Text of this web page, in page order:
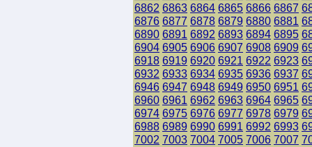
6862 6863 6864 6865 6866 6867
6876 6877 6878 6879 6880 6881
6890 6891 6892 6893 6894 6895
6904 6905 6906 6907 6908 6909
6918 6919 6920 6921 6922 6923
6932 6933 6934 6935 6936 6937
6946 6947 6948 6949 6950 6951
6960 6961 6962 6963 6964 6965
6974 6975 6976 6977 6978 6979
6988 6989 6990 6991 6992 6993
7002 7003 7004 7005 7006 7007